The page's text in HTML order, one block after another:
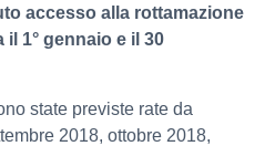
accesso alla rottamazione
1° gennaio e il 30
state previste rate da
2018, ottobre 2018,